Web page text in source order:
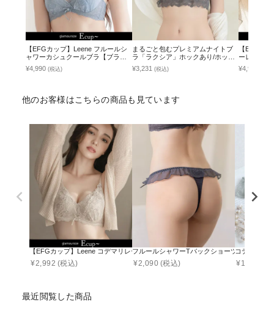
【EFGカップ】Leene フルールシ
ャワーカシュクールブラ【ブラ単
品】 / 痛くない脇高谷間ブラ
¥4,990 (税込)
まるごと包むプレミアムナイトブ
ラ「ラクシア」ホックあり/ホック
なし
¥3,231 (税込)
【EFGカ
ーレース
¥4,990
他のお客様はこちらの商品も見ています
【EFGカップ】Leene コデマリレースカシュクールブラ【ブラ単品】 / 痛くない
¥2,992 (税込)
フルールシャワーTバックショーツ【ショーツ
¥2,090 (税込)
コデマリレ
¥1,790
最近閲覧した商品